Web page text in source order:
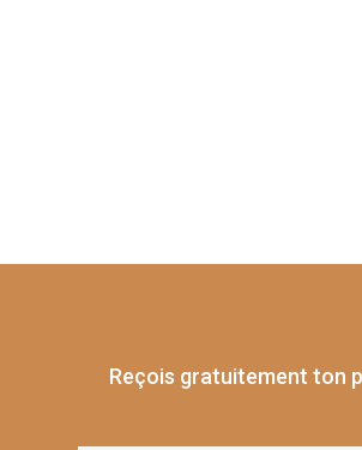
Reçois gratuitement ton